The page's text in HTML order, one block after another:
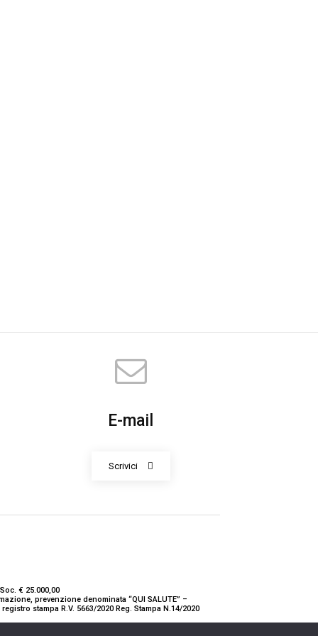
E-mail
Scrivici
€ 25.000,00
prevenzione denominata “QUI SALUTE” –
stampa R.V. 5663/2020 Reg. Stampa N.14/2020